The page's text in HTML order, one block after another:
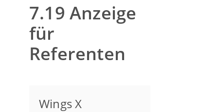
7.19 Anzeige
für
Referenten
Wings X